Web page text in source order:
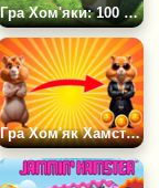
Гра Хом'яки: 100 Стрибків
Гра Хом'як Хамстер: Бізнес Симулятор